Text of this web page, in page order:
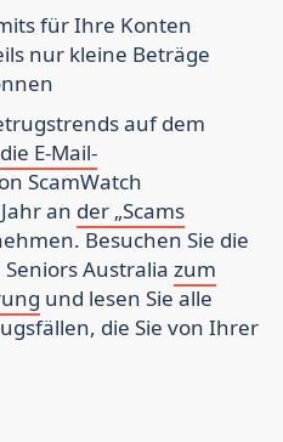
für Ihre Konten
nur kleine Beträge
auf dem
die E-Mail-
ScamWatch
an der „Scams
Besuchen Sie die
Australia zum
und lesen Sie alle
die Sie von Ihrer